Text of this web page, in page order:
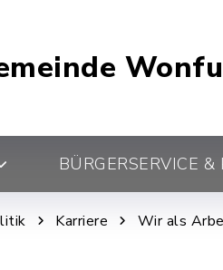
BÜRGERSERVICE
Karriere Wir als